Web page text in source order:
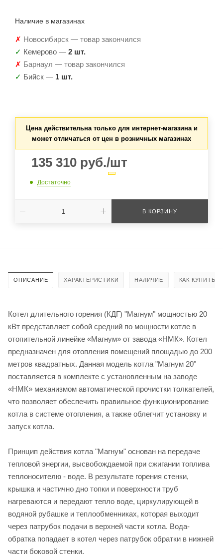
Наличие в магазинах
✗ Новосибирск — товар закончился
✓ Кемерово — 2 шт.
✗ Барнаул — товар закончился
✓ Бийск — 1 шт.
Цена действительна только для интернет-магазина и
может отличаться от цен в розничных магазинах
135 310 руб./шт
Достаточно
В КОРЗИНУ
ОПИСАНИЕ ХАРАКТЕРИСТИКИ НАЛИЧИЕ КАК КУПИТЬ
Котел длительного горения (КДГ) "Магнум" мощностью 20
кВт представляет собой средний по мощности котле в
отопительной линейке «Магнум» от завода «НМК». Котел
предназначен для отопления помещений площадью до 200
метров квадратных. Данная модель котла "Магнум 20"
поставляется в комплекте с установленным на заводе
«НМК» механизмом автоматической прочистки толкателей,
что позволяет обеспечить правильное функционирование
котла в системе отопления, а также облегчит установку и
запуск котла.
Принцип действия котла "Магнум" основан на передаче
тепловой энергии, высвобождаемой при сжигании топлива
теплоносителю - воде. В результате горения стенки,
крышка и частично дно топки и поверхности труб
нагреваются и передают тепло воде, циркулирующей в
водяной рубашке и теплообменниках, которая выходит
через патрубок подачи в верхней части котла. Вода-
обратка попадает в котел через патрубок обратки в нижней
части боковой стенки.